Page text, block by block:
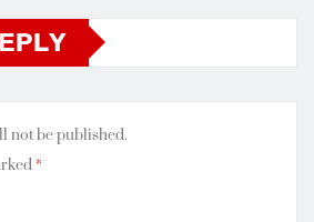
not be published.
*